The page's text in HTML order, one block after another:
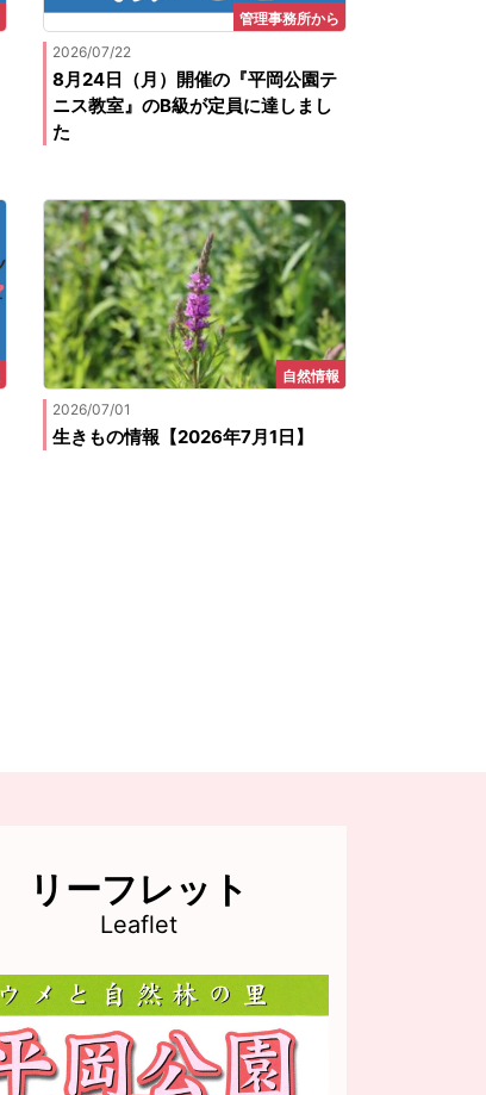
管理事務所から
2026/07/22
8月24日（月）開催の『平岡公園テ
ニス教室』のB級が定員に達しまし
た
自然情報
2026/07/01
生きもの情報【2026年7月1日】
リーフレット
Leaflet